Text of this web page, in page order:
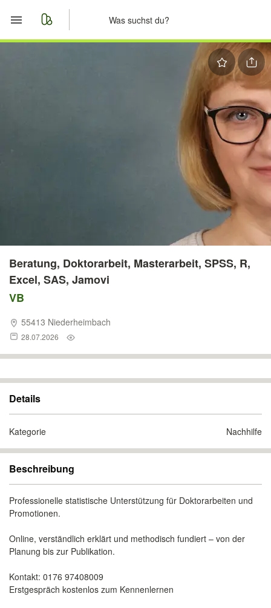
Beratung, Doktorarbeit, Masterarbeit, SPSS, R,
Excel, SAS, Jamovi
VB
55413 Niederheimbach
28.07.2026
Details
Kategorie Nachhilfe
Beschreibung
Professionelle statistische Unterstützung für Doktorarbeiten und
Promotionen.
Online, verständlich erklärt und methodisch fundiert – von der
Planung bis zur Publikation.
Kontakt: 0176 97408009
Erstgespräch kostenlos zum Kennenlernen